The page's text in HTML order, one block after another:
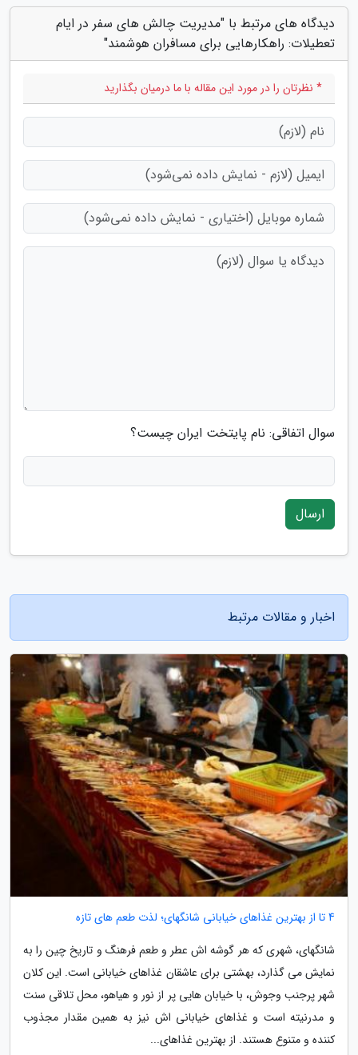
دیدگاه های مرتبط با "مدیریت چالش های سفر در ایام
تعطیلات: راهکارهایی برای مسافران هوشمند"
* نظرتان را در مورد این مقاله با ما درمیان بگذارید
سوال اتفاقی: نام پایتخت ایران چیست؟
ارسال
اخبار و مقالات مرتبط
4 تا از بهترین غذاهای خیابانی شانگهای؛ لذت طعم های تازه
شانگهای، شهری که هر گوشه اش عطر و طعم فرهنگ و تاریخ چین را به
نمایش می گذارد، بهشتی برای عاشقان غذاهای خیابانی است. این کلان
شهر پرجنب وجوش، با خیابان هایی پر از نور و هیاهو، محل تلاقی سنت
و مدرنیته است و غذاهای خیابانی اش نیز به همین مقدار مجذوب
کننده و متنوع هستند. از بهترین غذاهای...